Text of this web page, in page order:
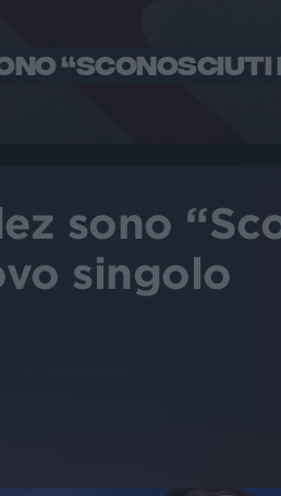
“SCONOSCIUTI
sono
singolo